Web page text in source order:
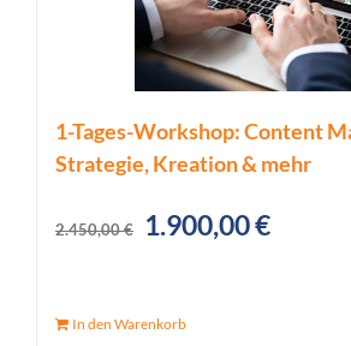
1-Tages-Workshop: Content
Strategie, Kreation & mehr
2.450,00€
Ursprünglicher
1.900,00€
In den Warenkorb